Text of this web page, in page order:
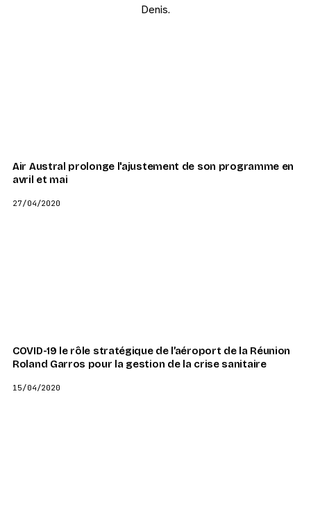
Denis.
Air Austral prolonge l'ajustement de son programme en
avril et mai
27/04/2020
COVID-19 le rôle stratégique de l’aéroport de la Réunion
Roland Garros pour la gestion de la crise sanitaire
15/04/2020